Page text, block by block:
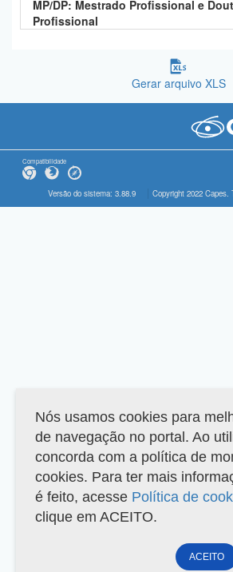
MP/DP: Mestrado Profissional e
Profissional
Gerar arquivo XLS
Compatibilidade
Versão do sistema: 3.88.9 Copyright 2022 Capes.
Nós usamos cookies para
de navegação no portal. Ao
concorda com a política de
cookies. Para ter mais
é feito, acesse Política de
clique em ACEITO.
ACEITO